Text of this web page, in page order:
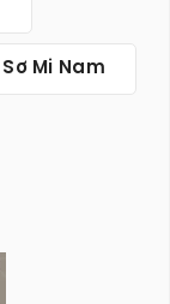
Sơ Mi Nam